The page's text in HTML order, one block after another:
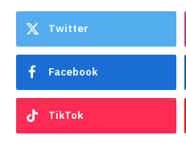
Twitter
Facebook
TikTok